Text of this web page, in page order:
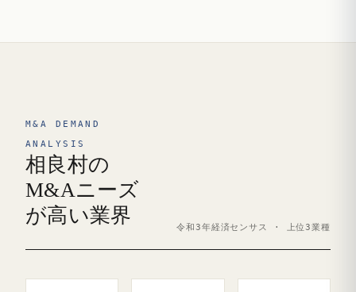
M&A DEMAND
ANALYSIS
相良村の
M&Aニーズ
が高い業界
令和3年経済センサス · 上位3業種